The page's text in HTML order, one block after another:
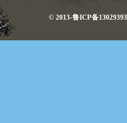
© 2013-鲁ICP备